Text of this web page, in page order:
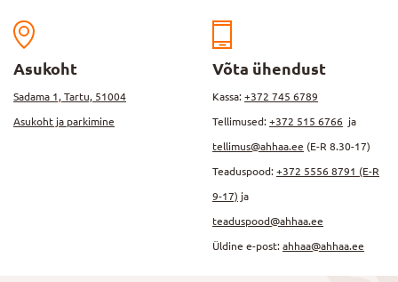
Asukoht
Sadama 1, Tartu, 51004
Asukoht ja parkimine
Võta ühendust
Kassa: +372 745 6789
Tellimused: +372 515 6766 ja
tellimus@ahhaa.ee (E-R 8.30-17)
Teaduspood: +372 5556 8791 (E-R
9-17) ja
teaduspood@ahhaa.ee
Üldine e-post: ahhaa@ahhaa.ee